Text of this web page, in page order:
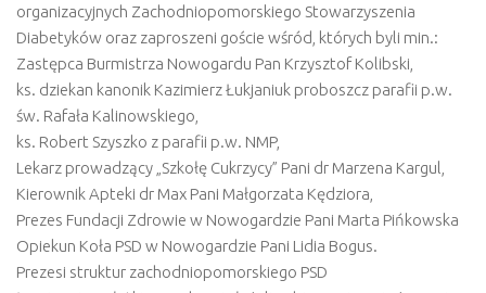
organizacyjnych Zachodniopomorskiego Stowarzyszenia
Diabetyków oraz zaproszeni goście wśród, których byli min.:
Zastępca Burmistrza Nowogardu Pan Krzysztof Kolibski,
ks. dziekan kanonik Kazimierz Łukjaniuk proboszcz parafii p.w.
św. Rafała Kalinowskiego,
ks. Robert Szyszko z parafii p.w. NMP,
Lekarz prowadzący „Szkołę Cukrzycy” Pani dr Marzena Kargul,
Kierownik Apteki dr Max Pani Małgorzata Kędziora,
Prezes Fundacji Zdrowie w Nowogardzie Pani Marta Pińkowska
Opiekun Koła PSD w Nowogardzie Pani Lidia Bogus.
Prezesi struktur zachodniopomorskiego PSD